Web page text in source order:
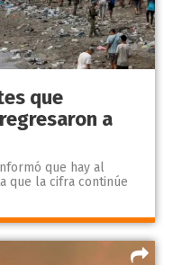
que
a
que hay al
que la cifra continúe